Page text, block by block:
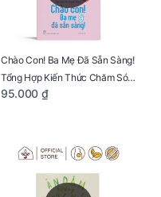
Chào Con! Ba Mẹ Đã Sẵn Sàng!
Tổng Hợp Kiến Thức Chăm Sóc
Trẻ Sơ Sinh
95.000 ₫